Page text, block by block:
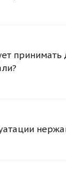
принимать